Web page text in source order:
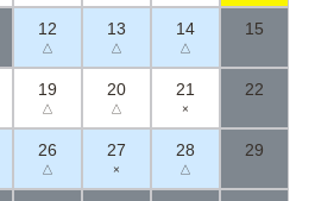
12
△
13
△
14
△
15
19
△
20
△
21
×
22
26
△
27
×
28
△
29